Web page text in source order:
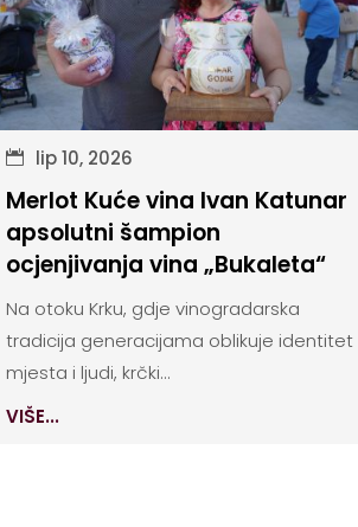
lip 10, 2026
Merlot Kuće vina Ivan Katunar
apsolutni šampion
ocjenjivanja vina „Bukaleta“
Na otoku Krku, gdje vinogradarska
tradicija generacijama oblikuje identitet
mjesta i ljudi, krčki...
VIŠE...